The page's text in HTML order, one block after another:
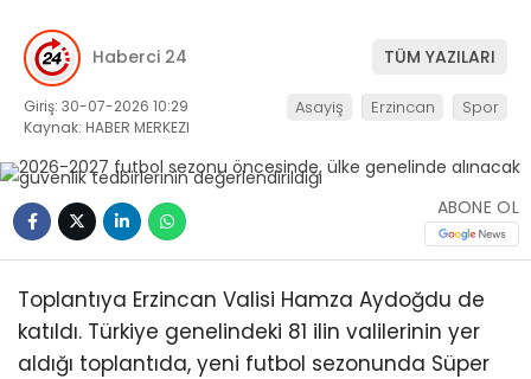
Haberci 24 TÜM YAZILARI
Giriş: 30-07-2026 10:29
Kaynak: HABER MERKEZI
Asayiş Erzincan Spor
ABONE OL
Toplantıya Erzincan Valisi Hamza Aydoğdu de
katıldı. Türkiye genelindeki 81 ilin valilerinin yer
aldığı toplantıda, yeni futbol sezonunda Süper